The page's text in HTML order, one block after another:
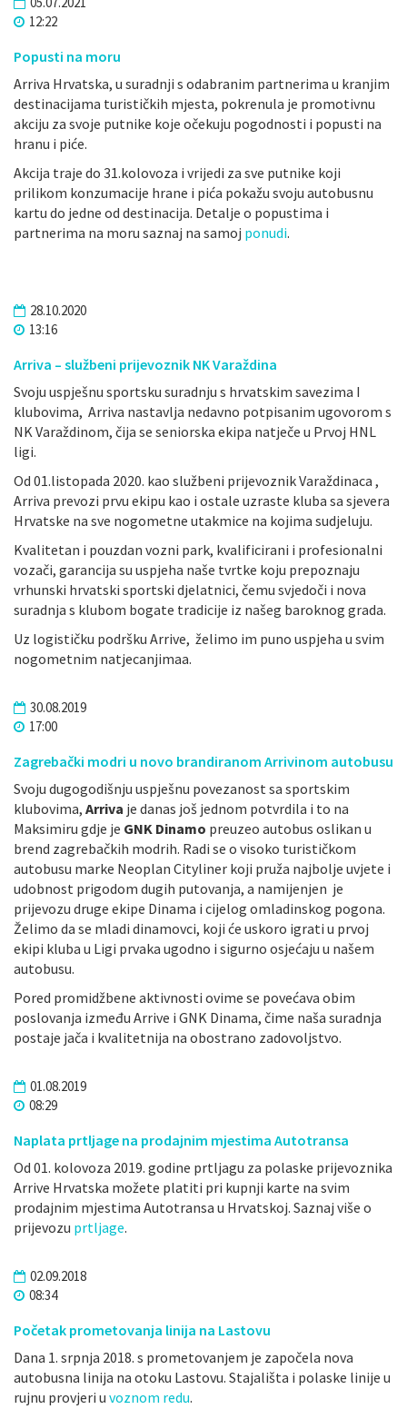
12:22
Popusti na moru
Arriva Hrvatska, u suradnji s odabranim partnerima u kranjim
destinacijama turističkih mjesta, pokrenula je promotivnu
akciju za svoje putnike koje očekuju pogodnosti i popusti na
hranu i piće.
Akcija traje do 31.kolovoza i vrijedi za sve putnike koji
prilikom konzumacije hrane i pića pokažu svoju autobusnu
kartu do jedne od destinacija. Detalje o popustima i
partnerima na moru saznaj na samoj ponudi.
28.10.2020
13:16
Arriva – službeni prijevoznik NK Varaždina
Svoju uspješnu sportsku suradnju s hrvatskim savezima I
klubovima, Arriva nastavlja nedavno potpisanim ugovorom s
NK Varaždinom, čija se seniorska ekipa natječe u Prvoj HNL
ligi.
Od 01.listopada 2020. kao službeni prijevoznik Varaždinaca ,
Arriva prevozi prvu ekipu kao i ostale uzraste kluba sa sjevera
Hrvatske na sve nogometne utakmice na kojima sudjeluju.
Kvalitetan i pouzdan vozni park, kvalificirani i profesionalni
vozači, garancija su uspjeha naše tvrtke koju prepoznaju
vrhunski hrvatski sportski djelatnici, čemu svjedoči i nova
suradnja s klubom bogate tradicije iz našeg baroknog grada.
Uz logističku podršku Arrive, želimo im puno uspjeha u svim
nogometnim natjecanjimaa.
30.08.2019
17:00
Zagrebački modri u novo brandiranom Arrivinom autobusu
Svoju dugogodišnju uspješnu povezanost sa sportskim
klubovima, Arriva je danas još jednom potvrdila i to na
Maksimiru gdje je GNK Dinamo preuzeo autobus oslikan u
brend zagrebačkih modrih. Radi se o visoko turističkom
autobusu marke Neoplan Cityliner koji pruža najbolje uvjete i
udobnost prigodom dugih putovanja, a namijenjen je
prijevozu druge ekipe Dinama i cijelog omladinskog pogona.
Želimo da se mladi dinamovci, koji će uskoro igrati u prvoj
ekipi kluba u Ligi prvaka ugodno i sigurno osjećaju u našem
autobusu.
Pored promidžbene aktivnosti ovime se povećava obim
poslovanja između Arrive i GNK Dinama, čime naša suradnja
postaje jača i kvalitetnija na obostrano zadovoljstvo.
01.08.2019
08:29
Naplata prtljage na prodajnim mjestima Autotransa
Od 01. kolovoza 2019. godine prtljagu za polaske prijevoznika
Arrive Hrvatska možete platiti pri kupnji karte na svim
prodajnim mjestima Autotransa u Hrvatskoj. Saznaj više o
prijevozu prtljage.
02.09.2018
08:34
Početak prometovanja linija na Lastovu
Dana 1. srpnja 2018. s prometovanjem je započela nova
autobusna linija na otoku Lastovu. Stajališta i polaske linije u
rujnu provjeri u voznom redu.